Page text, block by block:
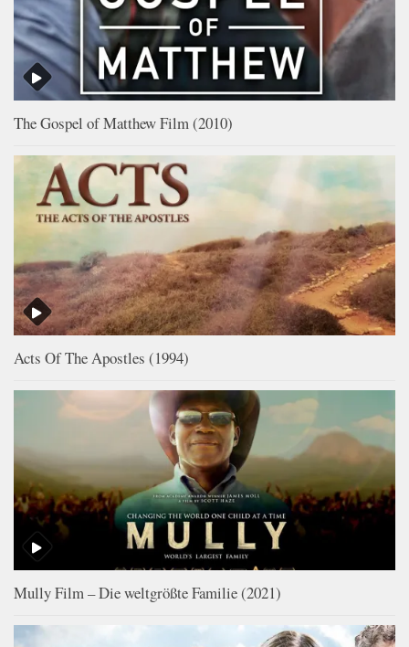
The Gospel of Matthew Film (2010)
Acts Of The Apostles (1994)
Mully Film – Die weltgrößte Familie (2021)